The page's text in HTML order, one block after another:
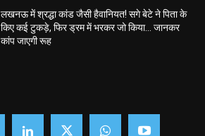
लखनऊ में श्रद्धा कांड जैसी हैवानियत! सगे बेटे ने पिता के
किए कई टुकड़े, फिर ड्रम में भरकर जो किया… जानकर
कांप जाएगी रूह